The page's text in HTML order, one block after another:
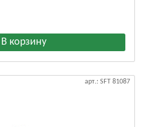
арт.: SFT 81087